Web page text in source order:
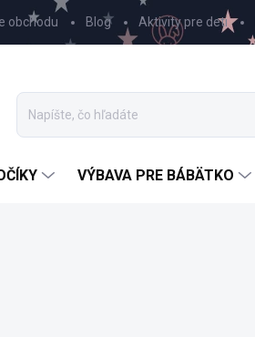
obchodu Blog Aktivity pre deti
VÝBAVA PRE BÁBÄTKO